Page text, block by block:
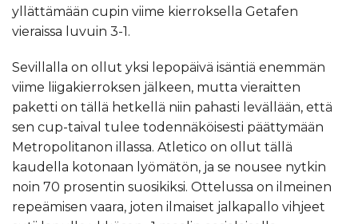
yllättämään cupin viime kierroksella Getafen
vieraissa luvuin 3-1.
Sevillalla on ollut yksi lepopäivä isäntiä enemmän
viime liigakierroksen jälkeen, mutta vieraitten
paketti on tällä hetkellä niin pahasti levällään, että
sen cup-taival tulee todennäköisesti päättymään
Metropolitanon illassa. Atletico on ollut tällä
kaudella kotonaan lyömätön, ja se nousee nytkin
noin 70 prosentin suosikiksi. Ottelussa on ilmeinen
repeämisen vaara, joten ilmaiset jalkapallo vihjeet